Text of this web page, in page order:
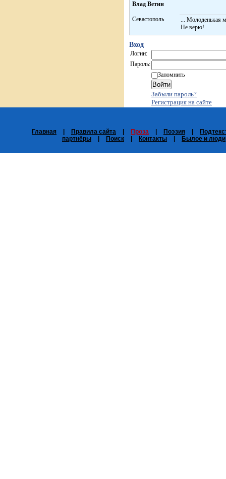
Влад Ветин
Севастополь
... Молоденькая
Не верю!
Вход
Логин:
Пароль:
Запомнить
Забыли пароль?
Регистрация на сайте
Главная Правила сайта Проза Поэзия
партнёры
Поиск Контакты Былое и люди